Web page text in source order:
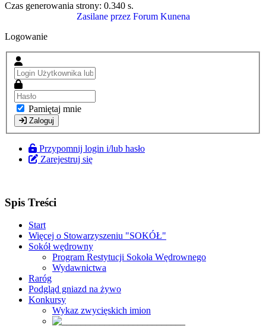
Czas generowania strony: 0.340 s.
Zasilane przez Forum Kunena
Logowanie
Pamiętaj mnie
Zaloguj
Przypomnij login i/lub hasło
Zarejestruj się
Spis Treści
Start
Więcej o Stowarzyszeniu "SOKÓŁ"
Sokół wędrowny
Program Restytucji Sokoła Wędrownego
Wydawnictwa
Raróg
Podgląd gniazd na żywo
Konkursy
Wykaz zwycięskich imion